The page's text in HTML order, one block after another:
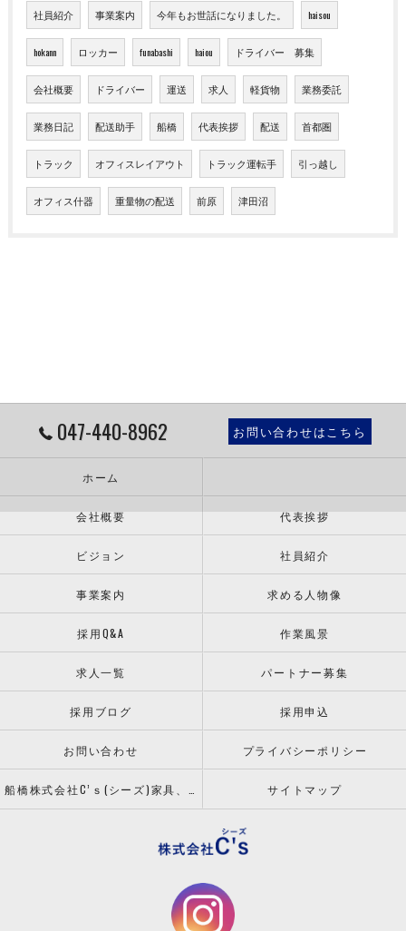
社員紹介 事業案内 今年もお世話になりました。 haisou
hokann ロッカー funabashi haiou ドライバー 募集
会社概要 ドライバー 運送 求人 軽貨物 業務委託
業務日記 配送助手 船橋 代表挨拶 配送 首都圏
トラック オフィスレイアウト トラック運転手 引っ越し
オフィス什器 重量物の配送 前原 津田沼
047-440-8962 お問い合わせはこちら
ホーム
会社概要 代表挨拶
ビジョン 社員紹介
事業案内 求める人物像
採用Q&A 作業風景
求人一覧 パートナー募集
採用ブログ 採用申込
お問い合わせ プライバシーポリシー
サイトマップ